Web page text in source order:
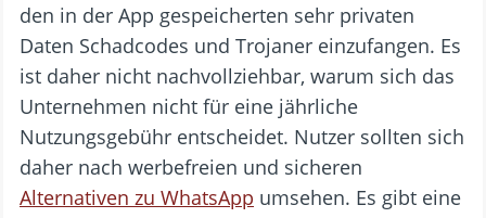
den in der App gespeicherten sehr privaten
Daten Schadcodes und Trojaner einzufangen. Es
ist daher nicht nachvollziehbar, warum sich das
Unternehmen nicht für eine jährliche
Nutzungsgebühr entscheidet. Nutzer sollten sich
daher nach werbefreien und sicheren
Alternativen zu WhatsApp umsehen. Es gibt eine